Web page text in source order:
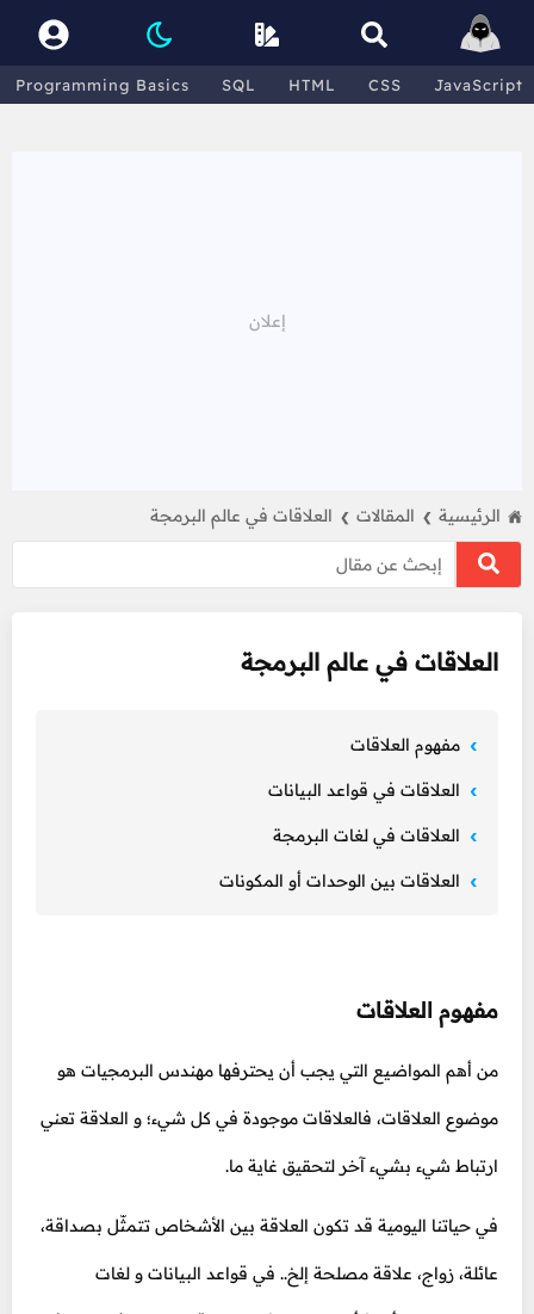
Programming Basics SQL HTML CSS JavaScript
الرئيسية ❯ المقالات ❯ العلاقات في عالم البرمجة
العلاقات في عالم البرمجة
مفهوم العلاقات
العلاقات في قواعد البيانات
العلاقات في لغات البرمجة
العلاقات بين الوحدات أو المكونات
مفهوم العلاقات
من أهم المواضيع التي يجب أن يحترفها مهندس البرمجيات هو
موضوع العلاقات، فالعلاقات موجودة في كل شيء؛ و العلاقة تعني
ارتباط شيء بشيء آخر لتحقيق غاية ما.
في حياتنا اليومية قد تكون العلاقة بين الأشخاص تتمثّل بصداقة،
عائلة، زواج، علاقة مصلحة إلخ.. في قواعد البيانات و لغات